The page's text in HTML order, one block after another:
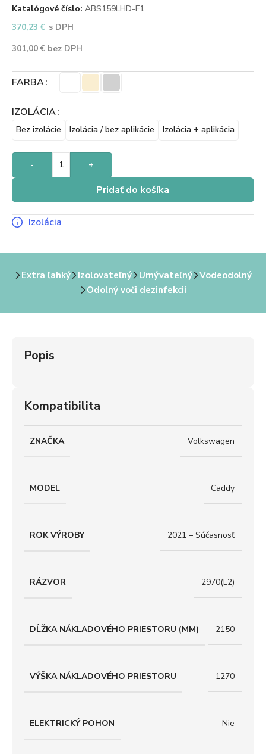
Katalógové číslo: ABS159LHD-F1
370,23€ s DPH
301,00€ bez DPH
FARBA
IZOLÁCIA
Bez izolácie Izolácia / bez aplikácie Izolácia + aplikácia
- +
Pridať do košíka
Izolácia
Extra ľahký Izolovateľný Umývateľný
Vodeodolný
Odolný voči dezinfekcii
Popis
Kompatibilita
ZNAČKA Volkswagen
MODEL Caddy
ROK VÝROBY 2021 – Súčasnosť
RÁZVOR 2970(L2)
DĹŽKA NÁKLADOVÉHO PRIESTORU (MM) 2150
VÝŠKA NÁKLADOVÉHO PRIESTORU 1270
ELEKTRICKÝ POHON Nie